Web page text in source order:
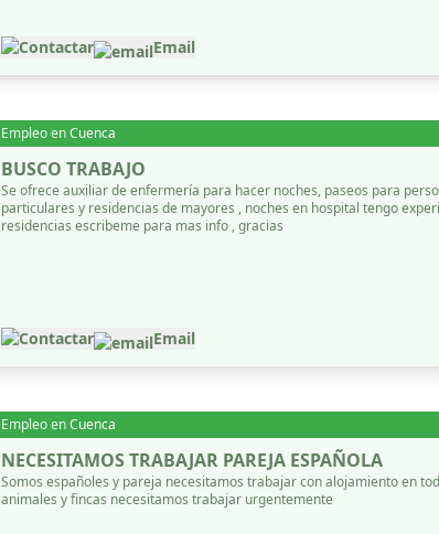
Contactar Email
Empleo enCuenca
BUSCO TRABAJO
Se ofrece auxiliar de enfermería para hacer noches, paseos para
particulares y residencias de mayores , noches en hospital tengo experiencia en
residencias escribeme para mas info , gracias
Contactar Email
Empleo enCuenca
NECESITAMOS TRABAJAR PAREJA ESPAÑOLA
Somos españoles y pareja necesitamos trabajar con alojamiento en
animales y fincas necesitamos trabajar urgentemente